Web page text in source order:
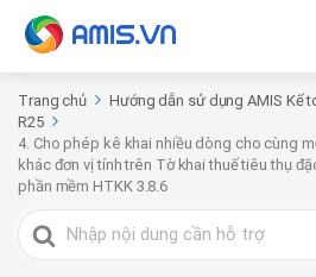
Trang chủ Hướng dẫn sử dụng AMIS Kế
R25
4. Cho phép kê khai nhiều dòng cho cùng
khác đơn vị tính trên Tờ khai thuế tiêu thụ
phần mềm HTKK 3.8.6
Tìm
kiếm